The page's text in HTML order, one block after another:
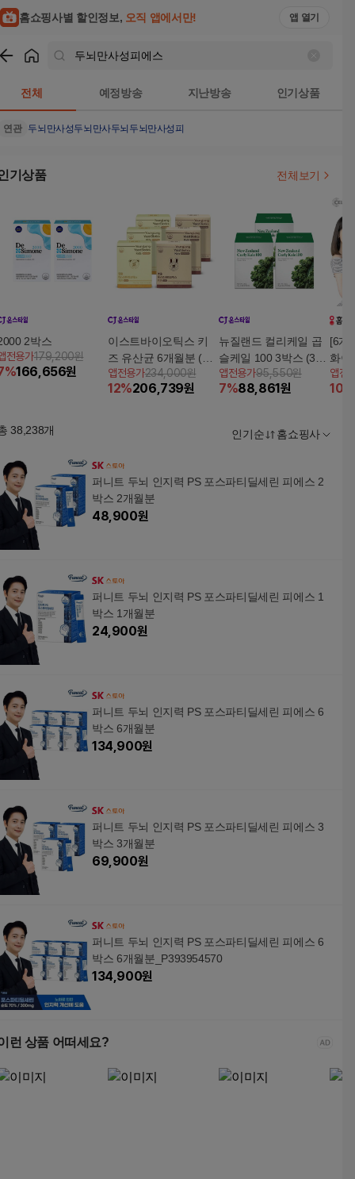
홈쇼핑사별 할인정보, 오직 앱에서만! 앱 열기
전체 예정방송 지난방송 인기상품
연관 두뇌만사성두뇌만사두뇌 두뇌만사성피
기상품 전체보기
2박스
전용가179,200원
%166,656원
이스트바이오틱스 키
즈 유산균 6개월분 (바
나나/초코)
앱전용가234,000원
12%206,739원
뉴질랜드 컬리케일 곱
슬케일 100 3박스 (3개
월분)
앱전용가95,550원
7%88,861원
[6개
화이
앱전
10
38,238개 인기순 홈쇼핑사
퍼니트 두뇌 인지력 PS 포스파티딜세린 피에스 2
박스 2개월분
48,900원
퍼니트 두뇌 인지력 PS 포스파티딜세린 피에스 1
박스 1개월분
24,900원
퍼니트 두뇌 인지력 PS 포스파티딜세린 피에스 6
박스 6개월분
134,900원
퍼니트 두뇌 인지력 PS 포스파티딜세린 피에스 3
박스 3개월분
69,900원
퍼니트 두뇌 인지력 PS 포스파티딜세린 피에스 6
박스 6개월분_P393954570
134,900원
런 상품 어떠세요?